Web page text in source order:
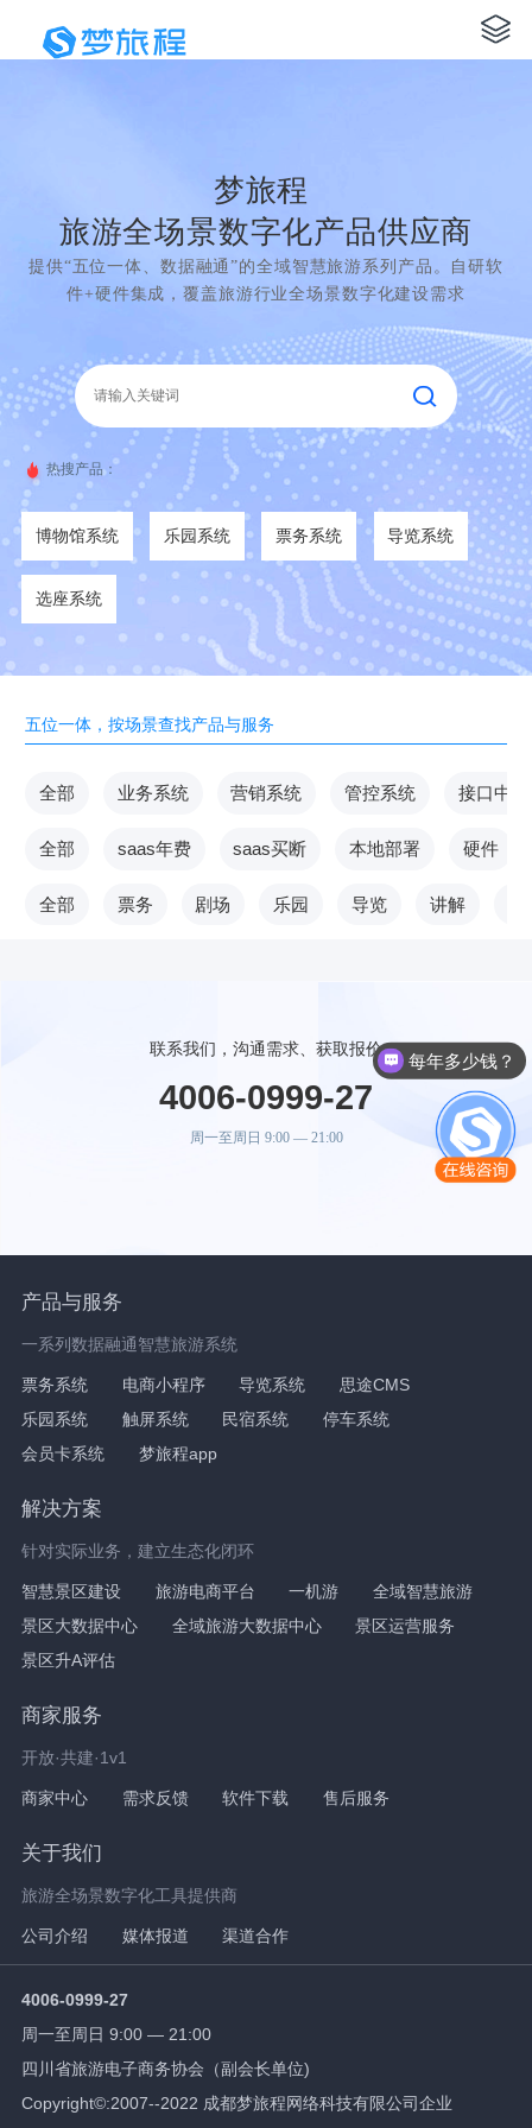
梦旅程
旅游全场景数字化产品供应商
提供“五位一体、数据融通”的全域智慧旅游系列产品。自研软
件+硬件集成，覆盖旅游行业全场景数字化建设需求
热搜产品：
博物馆系统 乐园系统 票务系统 导览系统
选座系统
五位一体，按场景查找产品与服务
全部 业务系统 营销系统 管控系统 接口中台
全部 saas年费 saas买断 本地部署 硬件
全部 票务 剧场 乐园 导览 讲解
联系我们，沟通需求、获取报价
4006-0999-27
周一至周日 9:00 — 21:00
产品与服务
一系列数据融通智慧旅游系统
票务系统 电商小程序 导览系统
思途CMS
乐园系统
触屏系统 民宿系统
停车系统
会员卡系统
梦旅程app
解决方案
针对实际业务，建立生态化闭环
智慧景区建设 旅游电商平台 一机游
全域智慧旅游
景区大数据中心
全域旅游大数据中心
景区运营服务
景区升A评估
商家服务
开放·共建·1v1
商家中心 需求反馈 软件下载 售后服务
关于我们
旅游全场景数字化工具提供商
公司介绍 媒体报道 渠道合作
4006-0999-27
周一至周日 9:00 — 21:00
四川省旅游电子商务协会（副会长单位)
Copyright©:2007--2022 成都梦旅程网络科技有限公司企业
每年多少钱？